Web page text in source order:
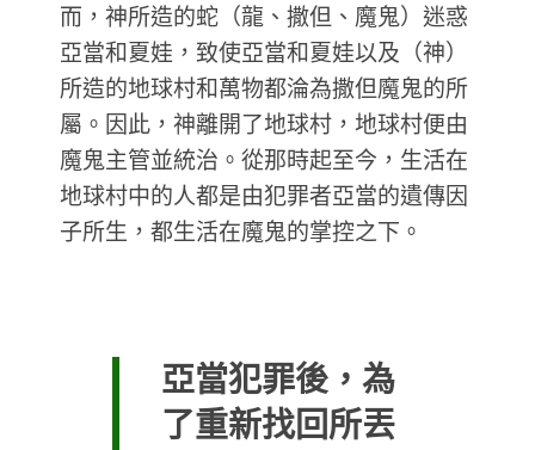
而，神所造的蛇（龍、撒但、魔鬼）迷惑
亞當和夏娃，致使亞當和夏娃以及（神）
所造的地球村和萬物都淪為撒但魔鬼的所
屬。因此，神離開了地球村，地球村便由
魔鬼主管並統治。從那時起至今，生活在
地球村中的人都是由犯罪者亞當的遺傳因
子所生，都生活在魔鬼的掌控之下。
亞當犯罪後，為
了重新找回所丟